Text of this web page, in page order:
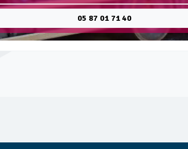
05 87 01 71 40